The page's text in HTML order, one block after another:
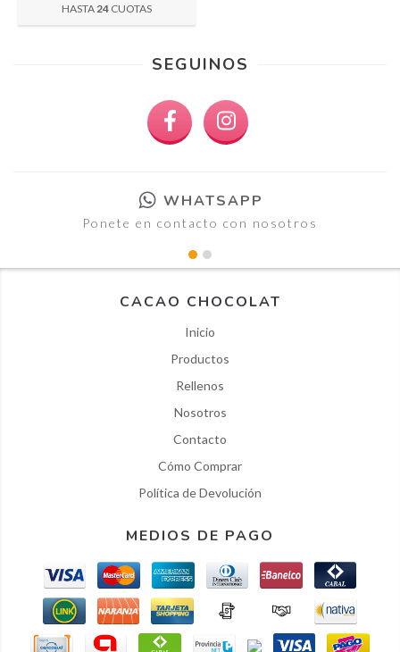
HASTA 24 CUOTAS
SEGUINOS
WHATSAPP
Ponete en contacto con nosotros
CACAO CHOCOLAT
Inicio
Productos
Rellenos
Nosotros
Contacto
Cómo Comprar
Política de Devolución
MEDIOS DE PAGO